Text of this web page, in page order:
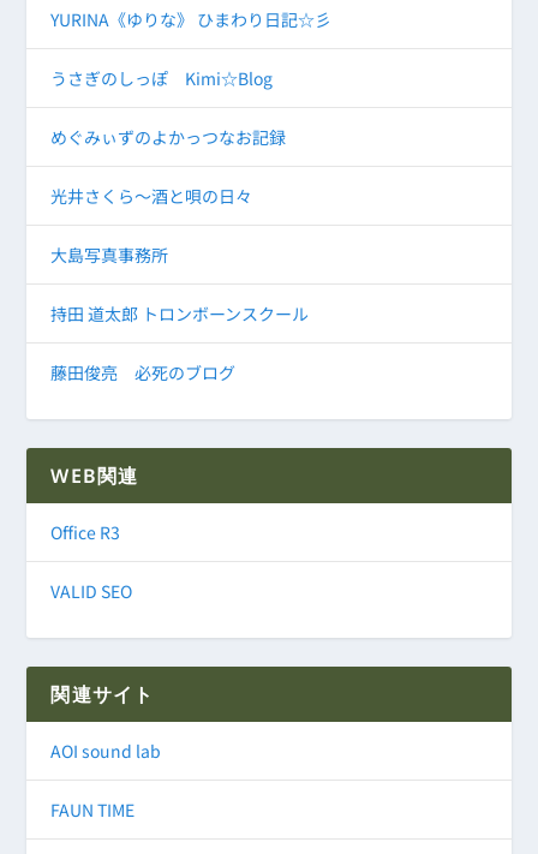
YURINA《ゆりな》 ひまわり日記☆彡
うさぎのしっぽ Kimi☆Blog
めぐみぃずのよかっつなお記録
光井さくら～酒と唄の日々
大島写真事務所
持田 道太郎 トロンボーンスクール
藤田俊亮 必死のブログ
WEB関連
Office R3
VALID SEO
関連サイト
AOI sound lab
FAUN TIME